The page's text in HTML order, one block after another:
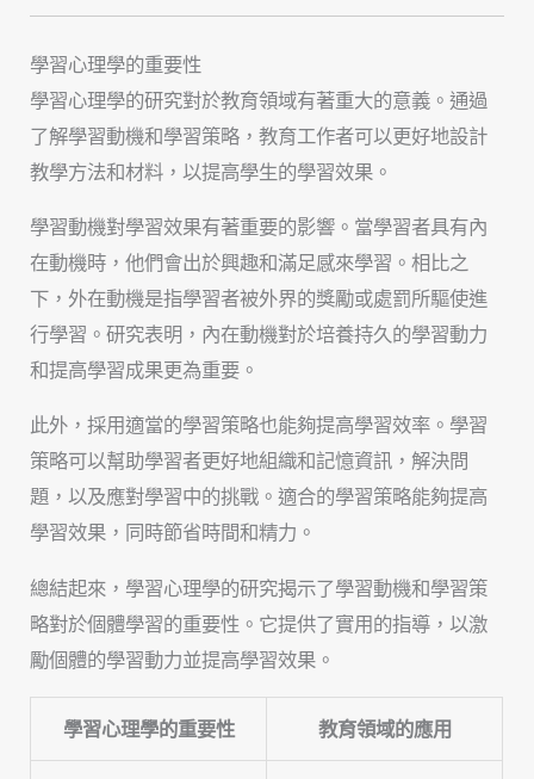
學習心理學的重要性
學習心理學的研究對於教育領域有著重大的意義。通過
了解學習動機和學習策略，教育工作者可以更好地設計
教學方法和材料，以提高學生的學習效果。
學習動機對學習效果有著重要的影響。當學習者具有內
在動機時，他們會出於興趣和滿足感來學習。相比之
下，外在動機是指學習者被外界的獎勵或處罰所驅使進
行學習。研究表明，內在動機對於培養持久的學習動力
和提高學習成果更為重要。
此外，採用適當的學習策略也能夠提高學習效率。學習
策略可以幫助學習者更好地組織和記憶資訊，解決問
題，以及應對學習中的挑戰。適合的學習策略能夠提高
學習效果，同時節省時間和精力。
總結起來，學習心理學的研究揭示了學習動機和學習策
略對於個體學習的重要性。它提供了實用的指導，以激
勵個體的學習動力並提高學習效果。
學習心理學的重要性 教育領域的應用